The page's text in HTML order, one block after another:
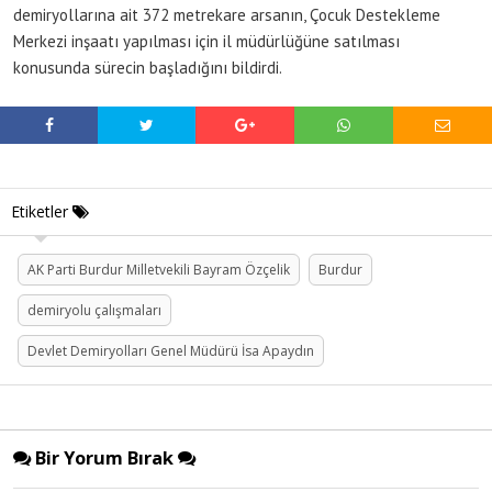
demiryollarına ait 372 metrekare arsanın, Çocuk Destekleme
Merkezi inşaatı yapılması için il müdürlüğüne satılması
konusunda sürecin başladığını bildirdi.
Etiketler
AK Parti Burdur Milletvekili Bayram Özçelik Burdur
demiryolu çalışmaları
Devlet Demiryolları Genel Müdürü İsa Apaydın
Bir Yorum Bırak